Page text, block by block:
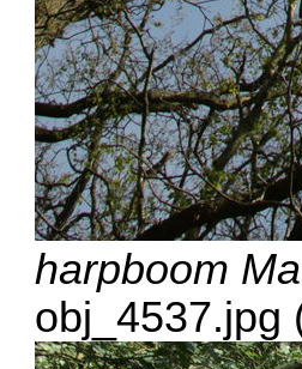
harpboom
obj_4537.jpg